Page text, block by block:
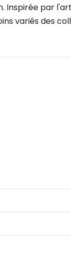
Inspirée par
variés des